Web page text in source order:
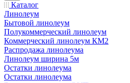
Каталог
Линолеум
Бытовой линолеум
Полукоммерческий линолеум
Коммерческий линолеум КМ2
Распродажа линолеума
Линолеум ширина 5м
Остатки линолеума
Остатки линолеума